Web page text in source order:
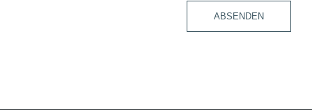
ABSENDEN